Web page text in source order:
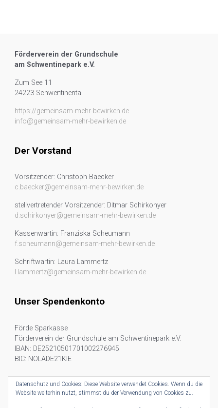
Förderverein der Grundschule
am Schwentinepark e.V.
Zum See 11
24223 Schwentinental
https://gemeinsam-mehr-bewirken.de
info@gemeinsam-mehr-bewirken.de
Der Vorstand
Vorsitzender: Christoph Baecker
c.baecker@gemeinsam-mehr-bewirken.de
stellvertretender Vorsitzender: Ditmar Schirkonyer
d.schirkonyer@gemeinsam-mehr-bewirken.de
Kassenwartin: Franziska Scheumann
f.scheumann@gemeinsam-mehr-bewirken.de
Schriftwartin: Laura Lammertz
l.lammertz@gemeinsam-mehr-bewirken.de
Unser Spendenkonto
Förde Sparkasse
Förderverein der Grundschule am Schwentinepark e.V.
IBAN: DE25210501701002276945
BIC: NOLADE21KIE
Spenden mit PayPal:
Datenschutz und Cookies: Diese Website verwendet Cookies. Wenn du die
Website weiterhin nutzt, stimmst du der Verwendung von Cookies zu.